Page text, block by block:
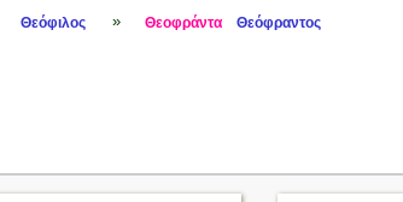
Θεόφιλος » Θεοφράντα
Θεόφραντος